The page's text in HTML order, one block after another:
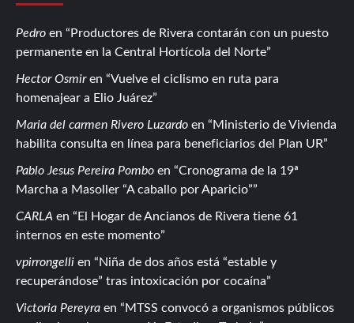
Pedro en
Productores de Rivera contarán con un puesto
permanente en la Central Hortícola del Norte
Hector Osmiren
Vuelve el ciclismo en ruta para
homenajear a Elio Juárez
Maria del carmen Rivero Luzardo en
Ministerio de Vivienda
habilita consulta en línea para beneficiarios del Plan UR
Pablo Jesus Pereira Pombo en
Cronograma de la 19ª
Marcha a Masoller “A caballo por Aparicio”
CARLA en
El Hogar de Ancianos de Rivera tiene 61
internos en este momento
vpirrongelli en
Niña de dos años está “estable y
recuperándose” tras intoxicación por cocaína
Victoria Pereyra en
MTSS convocó a organismos públicos